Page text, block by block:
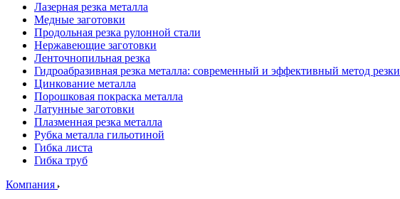
Лазерная резка металла
Медные заготовки
Продольная резка рулонной стали
Нержавеющие заготовки
Ленточнопильная резка
Гидроабразивная резка металла: современный и эффективный метод резки
Цинкование металла
Порошковая покраска металла
Латунные заготовки
Плазменная резка металла
Рубка металла гильотиной
Гибка листа
Гибка труб
Компания